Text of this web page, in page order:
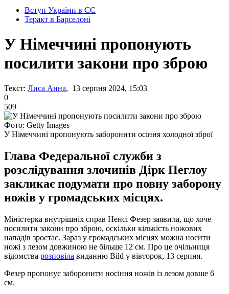
Вступ України в ЄС
Теракт в Барселоні
У Німеччині пропонують
посилити закони про зброю
Текст: Лиса Анна, 13 серпня 2024, 15:03
0
509
Фото: Getty Images
У Німеччині пропонують заборонити осіння холодної зброї
Глава Федеральної служби з
розслідування злочинів Дірк Пеглоу
закликає подумати про повну заборону
ножів у громадських місцях.
Міністерка внутрішніх справ Ненсі Фезер заявила, що хоче
посилити закони про зброю, оскільки кількість ножових
нападів зростає. Зараз у громадських місцях можна носити
ножі з лезом довжиною не більше 12 см. Про це очільниця
відомства розповіла виданню Bild у вівторок, 13 серпня.
Фезер пропонує заборонити носіння ножів із лезом довше 6
см.